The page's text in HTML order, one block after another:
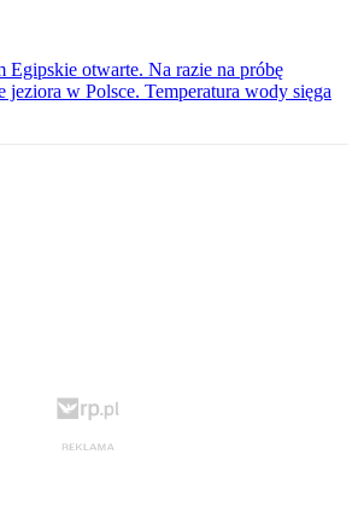
Egipskie otwarte. Na razie na próbę
jeziora w Polsce. Temperatura wody sięga